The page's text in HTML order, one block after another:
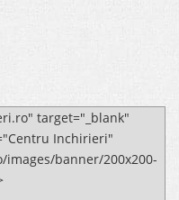
target="_blank"
Inchirieri"
banner/200x200-